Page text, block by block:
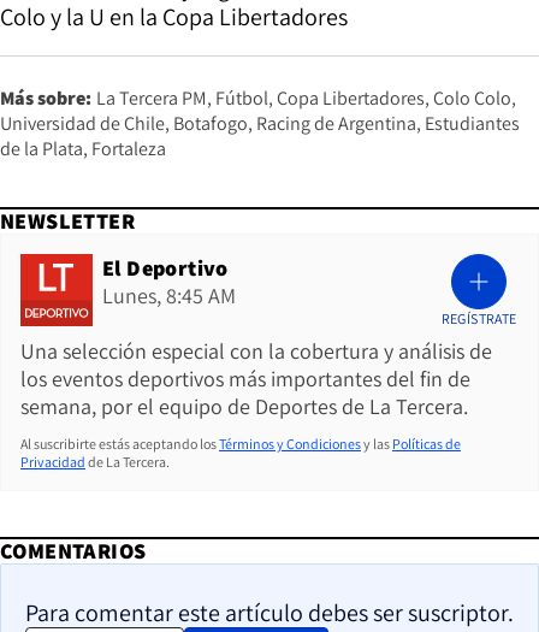
Colo y la U en la Copa Libertadores
Más sobre: La Tercera PM Fútbol Copa Libertadores Colo Colo
Universidad de Chile Botafogo Racing de Argentina Estudiantes
de la Plata Fortaleza
NEWSLETTER
El Deportivo
Lunes, 8:45 AM
Una selección especial con la cobertura y análisis de
los eventos deportivos más importantes del fin de
semana, por el equipo de Deportes de La Tercera.
REGÍSTRATE
Al suscribirte estás aceptando losTérminos y Condicionesy las Políticas de
Privacidad de La Tercera.
COMENTARIOS
Para comentar este artículo debes ser suscriptor.